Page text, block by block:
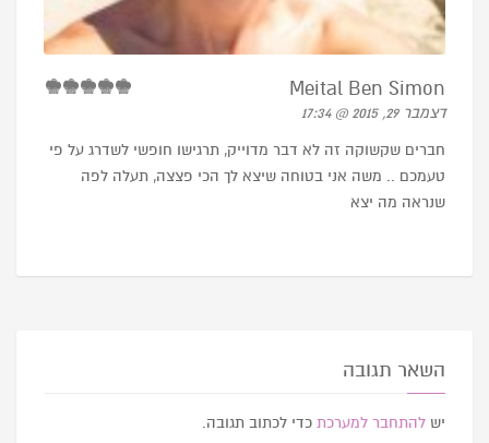
Meital Ben Simon
דצמבר 29, 2015 @ 17:34
חברים שקשוקה זה לא דבר מדוייק, תרגישו חופשי לשדרג על פי
טעמכם .. משה אני בטוחה שיצא לך הכי פצצה, תעלה לפה
שנראה מה יצא
השאר תגובה
יש להתחבר למערכת כדי לכתוב תגובה.